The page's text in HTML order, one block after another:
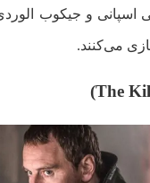
اسپانی و جیکوب
می‌کنند.